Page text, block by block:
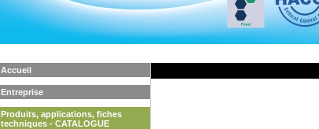
Accueil
Entreprise
Produits, applications, fiches
techniques - CATALOGUE